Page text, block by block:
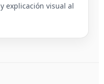
explicación visual al